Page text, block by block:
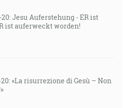
Jesu Auferstehung - ER ist
ist auferweckt worden!
«La risurrezione di Gesù – Non